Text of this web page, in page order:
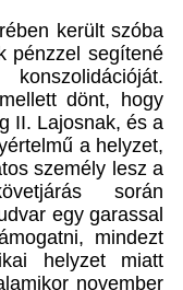
került szóba
pénzzel segítené
dönt, hogy
II. Lajosnak, és a
a helyzet,
személy lesz a
során
egy garassal
mindezt
helyzet miatt
november